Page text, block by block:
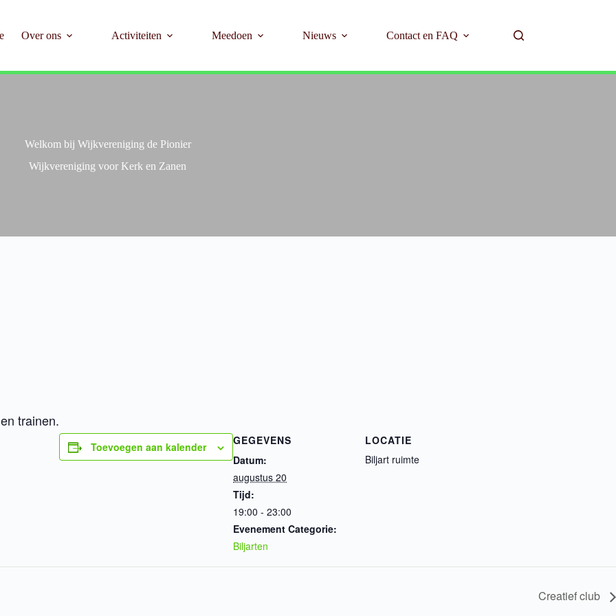
Over ons Activiteiten Meedoen Nieuws Contact en FAQ
Welkom bij Wijkvereniging de Pionier
Wijkvereniging voor Kerk en Zanen
trainen.
Toevoegen aan kalender
GEGEVENS
Datum:
augustus 20
Tijd:
19:00 - 23:00
Evenement Categorie:
Biljarten
LOCATIE
Biljart ruimte
Creatief club